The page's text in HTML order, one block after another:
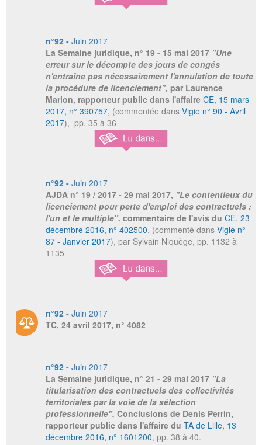
n°92 - Juin 2017
La Semaine juridique, n° 19 - 15 mai 2017 "Une
erreur sur le décompte des jours de congés
n'entraîne pas nécessairement l'annulation de toute
la procédure de licenciement", par Laurence
Marion, rapporteur public dans l'affaire CE, 15 mars
2017, n° 390757, (commentée dans Vigie n° 90 - Avril
2017), pp. 35 à 36
n°92 - Juin 2017
AJDA n° 19 / 2017 - 29 mai 2017, "Le contentieux du
licenciement pour perte d'emploi des contractuels :
l'un et le multiple", commentaire de l'avis du CE, 23
décembre 2016, n° 402500, (commenté dans Vigie n°
87 - Janvier 2017), par Sylvain Niquège, pp. 1132 à
1135
n°92 - Juin 2017
TC, 24 avril 2017, n° 4082
n°92 - Juin 2017
La Semaine juridique, n° 21 - 29 mai 2017 "La
titularisation des contractuels des collectivités
territoriales par la voie de la sélection
professionnelle", Conclusions de Denis Perrin,
rapporteur public dans l'affaire du TA de Lille, 13
décembre 2016, n° 1601200, pp. 38 à 40.